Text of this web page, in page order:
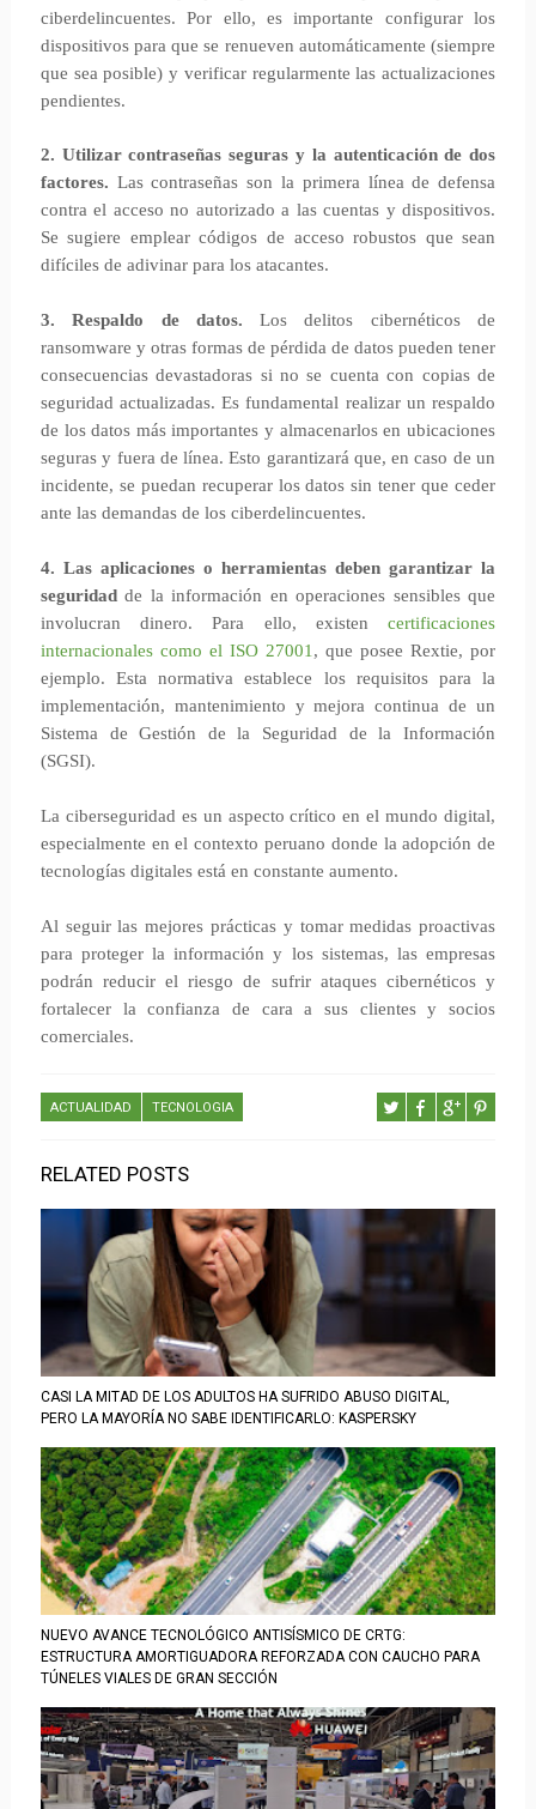
ciberdelincuentes. Por ello, es importante configurar los
dispositivos para que se renueven automáticamente (siempre
que sea posible) y verificar regularmente las actualizaciones
pendientes.
2. Utilizar contraseñas seguras y la autenticación de dos
factores. Las contraseñas son la primera línea de defensa
contra el acceso no autorizado a las cuentas y dispositivos.
Se sugiere emplear códigos de acceso robustos que sean
difíciles de adivinar para los atacantes.
3. Respaldo de datos. Los delitos cibernéticos de
ransomware y otras formas de pérdida de datos pueden tener
consecuencias devastadoras si no se cuenta con copias de
seguridad actualizadas. Es fundamental realizar un respaldo
de los datos más importantes y almacenarlos en ubicaciones
seguras y fuera de línea. Esto garantizará que, en caso de un
incidente, se puedan recuperar los datos sin tener que ceder
ante las demandas de los ciberdelincuentes.
4. Las aplicaciones o herramientas deben garantizar la
seguridadde la información en operaciones sensibles que
involucran dinero. Para ello, existencertificaciones
internacionales como el ISO 27001 , que posee Rextie, por
ejemplo. Esta normativa establece los requisitos para la
implementación, mantenimiento y mejora continua de un
Sistema de Gestión de la Seguridad de la Información
(SGSI).
La ciberseguridad es un aspecto crítico en el mundo digital,
especialmente en el contexto peruano donde la adopción de
tecnologías digitales está en constante aumento.
Al seguir las mejores prácticas y tomar medidas proactivas
para proteger la información y los sistemas, las empresas
podrán reducir el riesgo de sufrir ataques cibernéticos y
fortalecer la confianza de cara a sus clientes y socios
comerciales.
ACTUALIDAD TECNOLOGIA
RELATED POSTS
CASI LA MITAD DE LOS ADULTOS HA SUFRIDO ABUSO DIGITAL,
PERO LA MAYORÍA NO SABE IDENTIFICARLO: KASPERSKY
NUEVO AVANCE TECNOLÓGICO ANTISÍSMICO DE CRTG:
ESTRUCTURA AMORTIGUADORA REFORZADA CON CAUCHO PARA
TÚNELES VIALES DE GRAN SECCIÓN